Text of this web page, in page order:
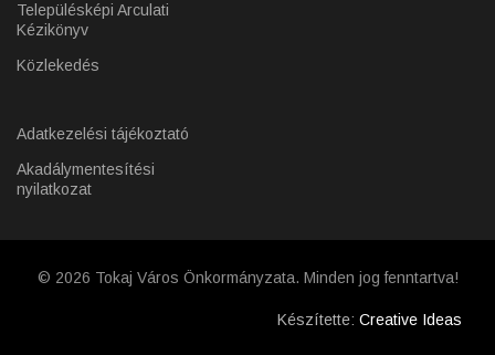
Településképi Arculati
Kézikönyv
Közlekedés
Adatkezelési tájékoztató
Akadálymentesítési
nyilatkozat
© 2026 Tokaj Város Önkormányzata. Minden jog fenntartva!
Készítette: Creative Ideas